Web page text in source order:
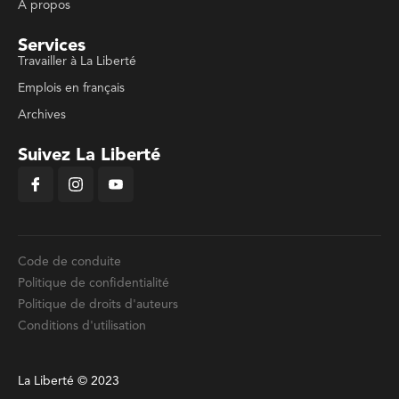
À propos
Services
Travailler à La Liberté
Emplois en français
Archives
Suivez La Liberté
Code de conduite
Politique de confidentialité
Politique de droits d'auteurs
Conditions d'utilisation
La Liberté © 2023